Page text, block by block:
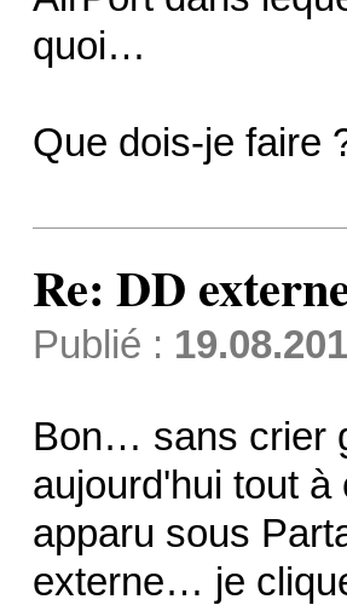
quoi…
Que dois-je faire
Re: DD
Publié :
Bon… sans crier
aujourd'hui tout
apparu sous
externe… je